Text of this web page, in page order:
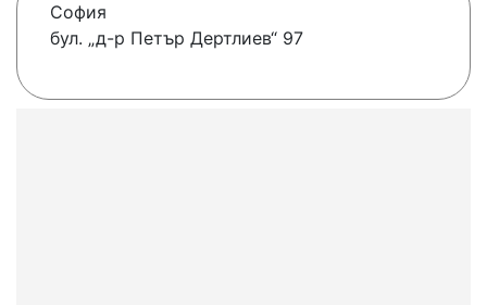
София
бул. „д-р Петър Дертлиев“ 97